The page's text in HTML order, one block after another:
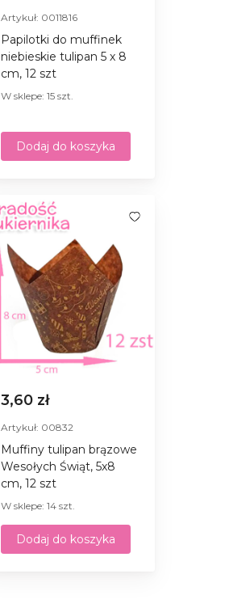
Artykuł: 0011816
Papilotki do muffinek
niebieskie tulipan 5 х 8
сm, 12 szt
W sklepe: 15 szt.
Dodaj do koszyka
3,60 zł
Artykuł: 00832
Muffiny tulipan brązowe
Wesołych Świąt, 5х8
сm, 12 szt
W sklepe: 14 szt.
Dodaj do koszyka